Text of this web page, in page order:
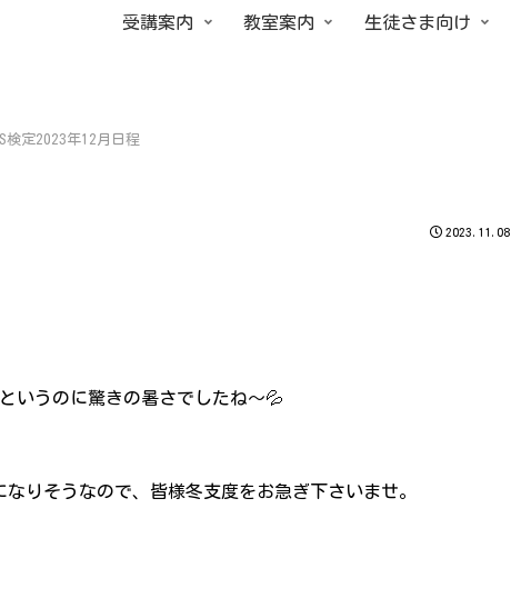
受講案内 教室案内 生徒さま向け
検定2023年12月日程
2023.11.08
いうのに驚きの暑さでしたね～💦
りそうなので、皆様冬支度をお急ぎ下さいませ。